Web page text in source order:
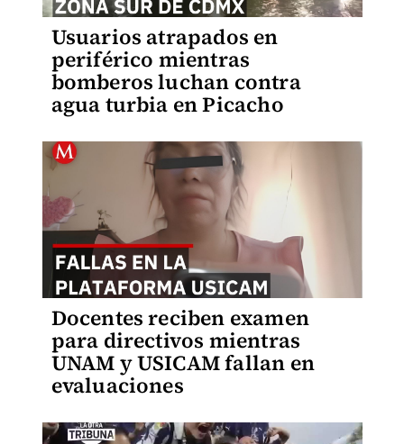
Usuarios atrapados en
periférico mientras
bomberos luchan contra
agua turbia en Picacho
Docentes reciben examen
para directivos mientras
UNAM y USICAM fallan en
evaluaciones